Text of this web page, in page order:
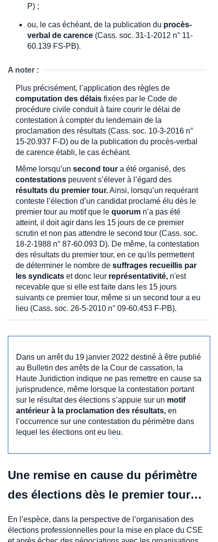
P) ;
ou, le cas échéant, de la publication du procès-
verbal de carence (Cass. soc. 31-1-2012 n° 11-
60.139 FS-PB).
A noter :
Plus précisément, l’application des règles de
computation des délais fixées par le Code de
procédure civile conduit à faire courir le délai de
contestation à compter du lendemain de la
proclamation des résultats (Cass. soc. 10-3-2016 n°
15-20.937 F-D) ou de la publication du procès-verbal
de carence établi, le cas échéant.
Même lorsqu’un second tour a été organisé, des
contestations peuvent s’élever à l’égard des
résultats du premier tour.Ainsi, lorsqu’un requérant
conteste l’élection d’un candidat proclamé élu dès le
premier tour au motif que le quorum n’a pas été
atteint, il doit agir dans les 15 jours de ce premier
scrutin et non pas attendre le second tour (Cass. soc.
18-2-1988 n° 87-60.093 D). De même, la contestation
des résultats du premier tour, en ce qu'ils permettent
de déterminer le nombre de suffrages recueillis par
les syndicats et donc leur représentativité, n'est
recevable que si elle est faite dans les 15 jours
suivants ce premier tour, même si un second tour a eu
lieu (Cass. soc. 26-5-2010 n° 09-60.453 F-PB).
Dans un arrêt du 19 janvier 2022 destiné à être publié
au Bulletin des arrêts de la Cour de cassation, la
Haute Juridiction indique ne pas remettre en cause sa
jurisprudence, même lorsque la contestation portant
sur le résultat des élections s’appuie sur un motif
antérieur à la proclamation des résultats, en
l’occurrence sur une contestation du périmètre dans
lequel les élections ont eu lieu.
Une remise en cause du périmètre
des élections dès le premier tour…
En l’espèce, dans la perspective de l’organisation des
élections professionnelles pour la mise en place du CSE